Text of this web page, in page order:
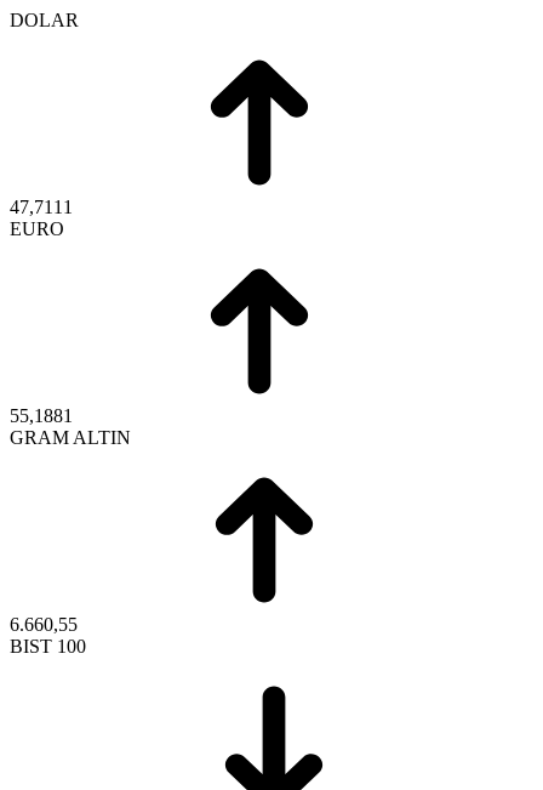
DOLAR
47,7111
EURO
55,1881
GRAM ALTIN
6.660,55
BIST 100